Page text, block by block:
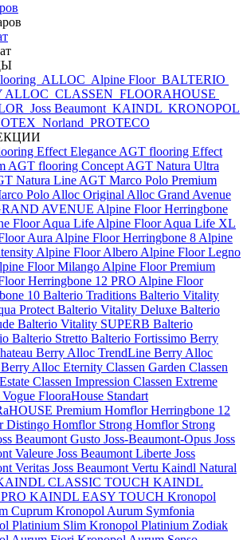
ALLOC Alpine Floor BALTERIO
ALLOC CLASSEN FLOORAHOUSE
Joss Beaumont KAINDL KRONOPOL
Norland PROTECO
Effect Elegance AGT flooring Effect
AGT flooring Concept AGT Natura Ultra
Natura Line AGT Marco Polo Premium
Polo Alloc Original Alloc Grand Avenue
AVENUE Alpine Floor Herringbone
Floor Aqua Life Alpine Floor Aqua Life XL
Aura Alpine Floor Herringbone 8 Alpine
Alpine Floor Albero Alpine Floor Legno
Floor Milango Alpine Floor Premium
Herringbone 12 PRO Alpine Floor
10 Balterio Traditions Balterio Vitality
Protect Balterio Vitality Deluxe Balterio
Balterio Vitality SUPERB Balterio
Balterio Stretto Balterio Fortissimo Berry
Berry Alloc TrendLine Berry Alloc
Berry Alloc Eternity Classen Garden Classen
Classen Impression Classen Extreme
Vogue FlooraHouse Standart
Premium Homflor Herringbone 12
Distingo Homflor Strong Homflor Strong
Beaumont Gusto Joss-Beaumont-Opus Joss
Valeure Joss Beaumont Liberte Joss
Veritas Joss Beaumont Vertu Kaindl Natural
CLASSIC TOUCH KAINDL
KAINDL EASY TOUCH Kronopol
Cuprum Kronopol Aurum Symfonia
Platinium Slim Kronopol Platinium Zodiak